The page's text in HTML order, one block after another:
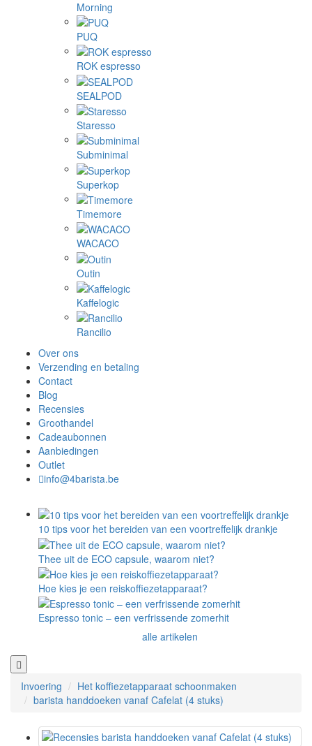
Morning
PUQ
ROK espresso
SEALPOD
Staresso
Subminimal
Superkop
Timemore
WACACO
Outin
Kaffelogic
Rancilio
Over ons
Verzending en betaling
Contact
Blog
Recensies
Groothandel
Cadeaubonnen
Aanbiedingen
Outlet
info@4barista.be
10 tips voor het bereiden van een voortreffelijk drankje
Thee uit de ECO capsule, waarom niet?
Hoe kies je een reiskoffiezetapparaat?
Espresso tonic – een verfrissende zomerhit
alle artikelen
Invoering
Het koffiezetapparaat schoonmaken
barista handdoeken vanaf Cafelat (4 stuks)